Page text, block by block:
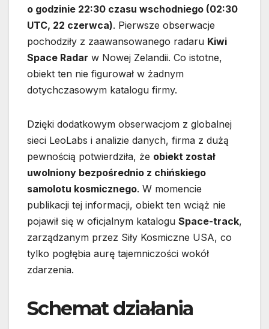
o godzinie 22:30 czasu wschodniego (02:30
UTC, 22 czerwca). Pierwsze obserwacje
pochodziły z zaawansowanego radaru Kiwi
Space Radar w Nowej Zelandii. Co istotne,
obiekt ten nie figurował w żadnym
dotychczasowym katalogu firmy.
Dzięki dodatkowym obserwacjom z globalnej
sieci LeoLabs i analizie danych, firma z dużą
pewnością potwierdziła, że obiekt został
uwolniony bezpośrednio z chińskiego
samolotu kosmicznego. W momencie
publikacji tej informacji, obiekt ten wciąż nie
pojawił się w oficjalnym katalogu Space-track,
zarządzanym przez Siły Kosmiczne USA, co
tylko pogłębia aurę tajemniczości wokół
zdarzenia.
Schemat działania